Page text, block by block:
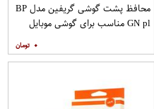
محافظ پشت گوشی گریفین مدل BP
GN pl مناسب برای گوشی موبایل
۰